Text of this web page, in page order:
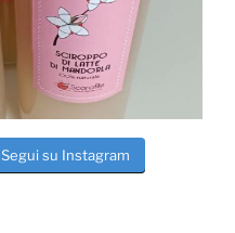
Segui su Instagram